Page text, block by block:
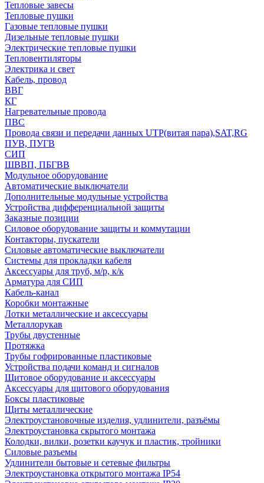
Тепловые завесы
Тепловые пушки
Газовые тепловые пушки
Дизельные тепловые пушки
Электрические тепловые пушки
Тепловентиляторы
Электрика и свет
Кабель, провод
ВВГ
КГ
Нагревательные провода
ПВС
Провода связи и передачи данных UTP(витая пара),SAT,RG
ПУВ, ПУГВ
СИП
ШВВП, ПБГВВ
Модульное оборудование
Автоматические выключатели
Дополнительные модульные устройства
Устройства дифференциальной защиты
Заказные позиции
Силовое оборудование защиты и коммутации
Контакторы, пускатели
Силовые автоматические выключатели
Системы для прокладки кабеля
Аксессуары для труб, м/р, к/к
Арматура для СИП
Кабель-канал
Коробки монтажные
Лотки металлические и аксессуары
Металлорукав
Трубы двустенные
Протяжка
Трубы гофрированные пластиковые
Устройства подачи команд и сигналов
Щитовое оборудование и аксессуары
Аксессуары для щитового оборудования
Боксы пластиковые
Щиты металлические
Электроустановочные изделия, удлинители, разъёмы
Электроустановка скрытого монтажа
Колодки, вилки, розетки каучук и пластик, тройники
Силовые разъемы
Удлинители бытовые и сетевые фильтры
Электроустановка открытого монтажа IP54